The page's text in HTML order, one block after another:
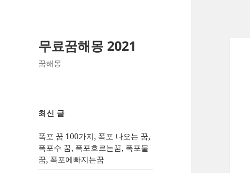
무료꿈해몽 2021
꿈해몽
최신 글
폭포 꿈 100가지, 폭포 나오는 꿈,
폭포수 꿈, 폭포흐르는꿈, 폭포물
꿈, 폭포에빠지는꿈